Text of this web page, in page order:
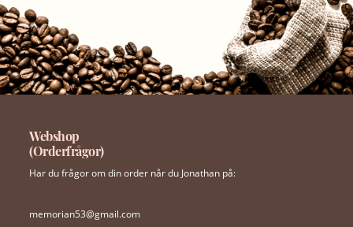
Webshop
(Orderfrågor)
Har du frågor om din order når du Jonathan på:
memorian53@gmail.com